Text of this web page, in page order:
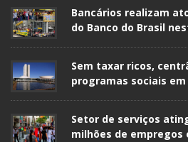
Bancários realizam
do Banco do Brasil
Sem taxar ricos,
programas sociais
Setor de serviços
milhões de empregos